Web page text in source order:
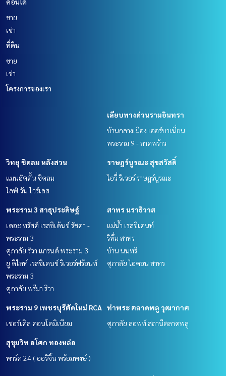
ขาย
เช่า
ที่ดิน
ขาย
เช่า
โครงการของเรา
เลียบทางด่วนรามอินทรา
บ้านกลางเมือง เออร์บาเนี่ยน
พระราม 9 - ลาดพร้าว
วิทยุ ชิดลม หลังสวน
แมนฮัตตั้น ชิดลม
ไลฟ์ วัน ไวร์เลส
ราษฎร์บูรณะ สุขสวัสดิ์
ไอวี่ ริเวอร์ ราษฎร์บูรณะ
พระราม 3 สาธุประดิษฐ์
เดอะ ทรัสต์ เรสซิเด้นซ์ รัชดา -
พระราม 3
ศุภาลัย ริวา แกรนด์ พระราม 3
ยู ดีไลท์ เรสซิเดนซ์ ริเวอร์ฟร้อนท์
พระราม 3
ศุภาลัย พรีมา ริวา
สาทร นราธิวาส
แม่น้ำ เรสซิเดนท์
ริทึ่ม สาทร
บ้าน นนทรี
ศุภาลัย ไอคอน สาทร
พระราม 9 เพชรบุรีตัดใหม่ RCA
เซอร์เคิล คอนโดมิเนียม
ท่าพระ ตลาดพลู วุฒากาศ
ศุภาลัย ลอฟท์ สถานีตลาดพลู
สุขุมวิท อโศก ทองหล่อ
พาร์ค 24 ( ออริจิ้น พร้อมพงษ์ )